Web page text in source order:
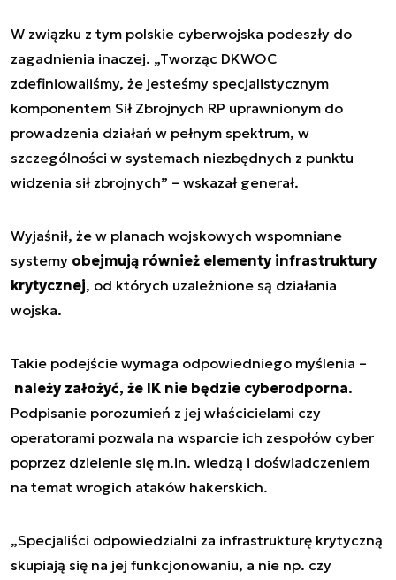
W związku z tym polskie cyberwojska podeszły do
zagadnienia inaczej. „Tworząc DKWOC
zdefiniowaliśmy, że jesteśmy specjalistycznym
komponentem Sił Zbrojnych RP uprawnionym do
prowadzenia działań w pełnym spektrum, w
szczególności w systemach niezbędnych z punktu
widzenia sił zbrojnych” – wskazał generał.
Wyjaśnił, że w planach wojskowych wspomniane
systemy obejmują również elementy infrastruktury
krytycznej, od których uzależnione są działania
wojska.
Takie podejście wymaga odpowiedniego myślenia –
należy założyć, że IK nie będzie cyberodporna.
Podpisanie porozumień z jej właścicielami czy
operatorami pozwala na wsparcie ich zespołów cyber
poprzez dzielenie się m.in. wiedzą i doświadczeniem
na temat wrogich ataków hakerskich.
„Specjaliści odpowiedzialni za infrastrukturę krytyczną
skupiają się na jej funkcjonowaniu, a nie np. czy